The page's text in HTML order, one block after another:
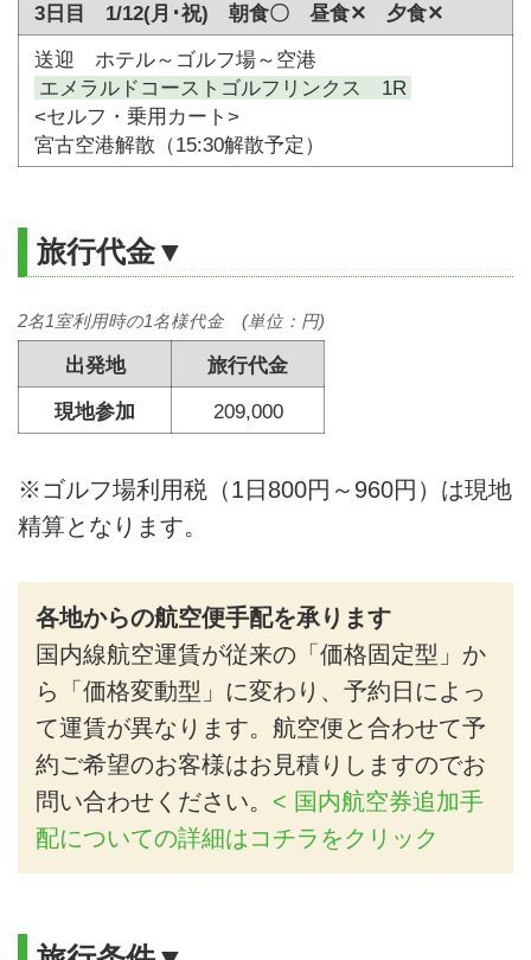
3日目 1/12(月･祝) 朝食〇 昼食✕ 夕食✕
送迎 ホテル～ゴルフ場～空港
エメラルドコーストゴルフリンクス 1R
<セルフ・乗用カート>
宮古空港解散（15:30解散予定）
旅行代金▼
出発地
旅行代金
現地参加
209,000
2名1室利用時の1名様代金 (単位：円)
※ゴルフ場利用税（1日800円～960円）は現地
精算となります。
各地からの航空便手配を承ります
国内線航空運賃が従来の「価格固定型」か
ら「価格変動型」に変わり、予約日によっ
て運賃が異なります。航空便と合わせて予
約ご希望のお客様はお見積りしますのでお
問い合わせください。 < 国内航空券追加手
配についての詳細はコチラをクリック